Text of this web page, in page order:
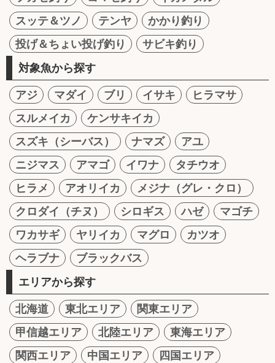
スッテ＆ツノ
テンヤ
かかり釣り
投げ＆ちょい投げ釣り
サビキ釣り
対象魚から探す
アジ マダイ ブリ イサキ
ヒラマサ
スルメイカ
ケンサキイカ
スズキ（シーバス）
ナマズ
アユ
ニジマス
アマゴ イワナ
タチウオ
ヒラメ
アオリイカ
メジナ（グレ・クロ）
クロダイ（チヌ）
シロギス ハゼ
マゴチ
ワカサギ
ヤリイカ マグロ
カツオ
ヘラブナ
ブラックバス
エリアから探す
北海道 東北エリア
関東エリア
甲信越エリア
北陸エリア
東海エリア
関西エリア
中国エリア
四国エリア